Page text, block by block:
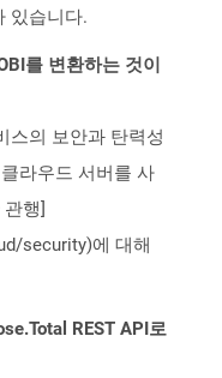
있습니다.
를 변환하는 것이
스의 보안과 탄력성
라우드 서버를 사
행]
security)에 대해
REST API로